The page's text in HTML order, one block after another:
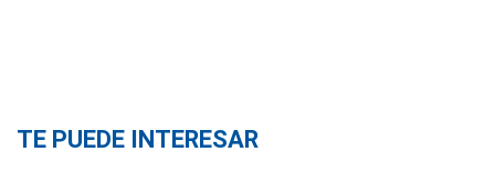
TE PUEDE INTERESAR